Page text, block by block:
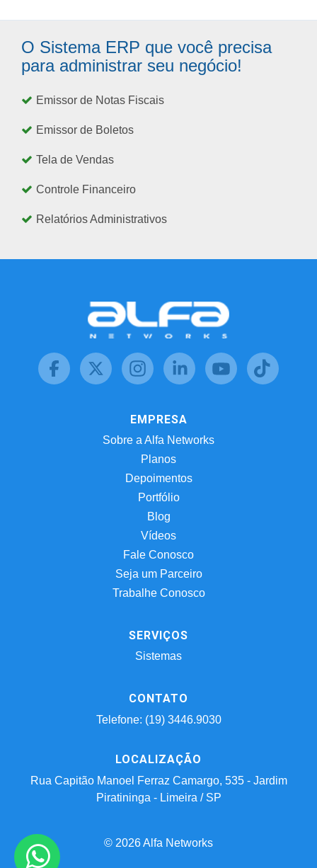
O Sistema ERP que você precisa
para administrar seu negócio!
Emissor de Notas Fiscais
Emissor de Boletos
Tela de Vendas
Controle Financeiro
Relatórios Administrativos
EMPRESA
Sobre a Alfa Networks
Planos
Depoimentos
Portfólio
Blog
Vídeos
Fale Conosco
Seja um Parceiro
Trabalhe Conosco
SERVIÇOS
Sistemas
CONTATO
Telefone: (19) 3446.9030
LOCALIZAÇÃO
Rua Capitão Manoel Ferraz Camargo, 535 - Jardim
Piratininga - Limeira / SP
© 2026 Alfa Networks